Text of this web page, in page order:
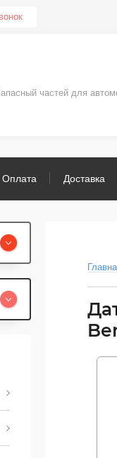
частей для
Оплата Доставка